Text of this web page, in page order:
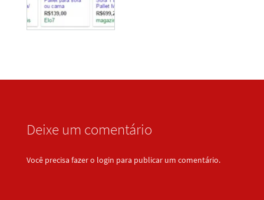
Deixe um comentário
Você precisa fazer o login para publicar um comentário.